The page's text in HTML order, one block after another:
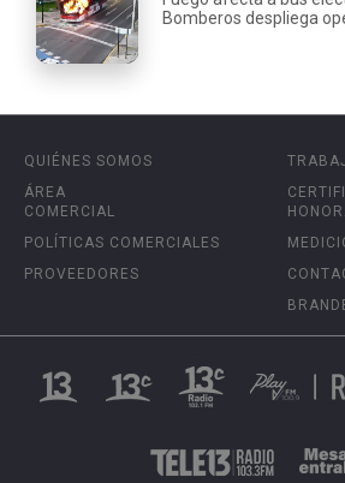
Bomberos despliega
QUIÉNES SOMOS
ÁREA
COMERCIAL
POLÍTICAS COMERCIALES
PROVEEDORES